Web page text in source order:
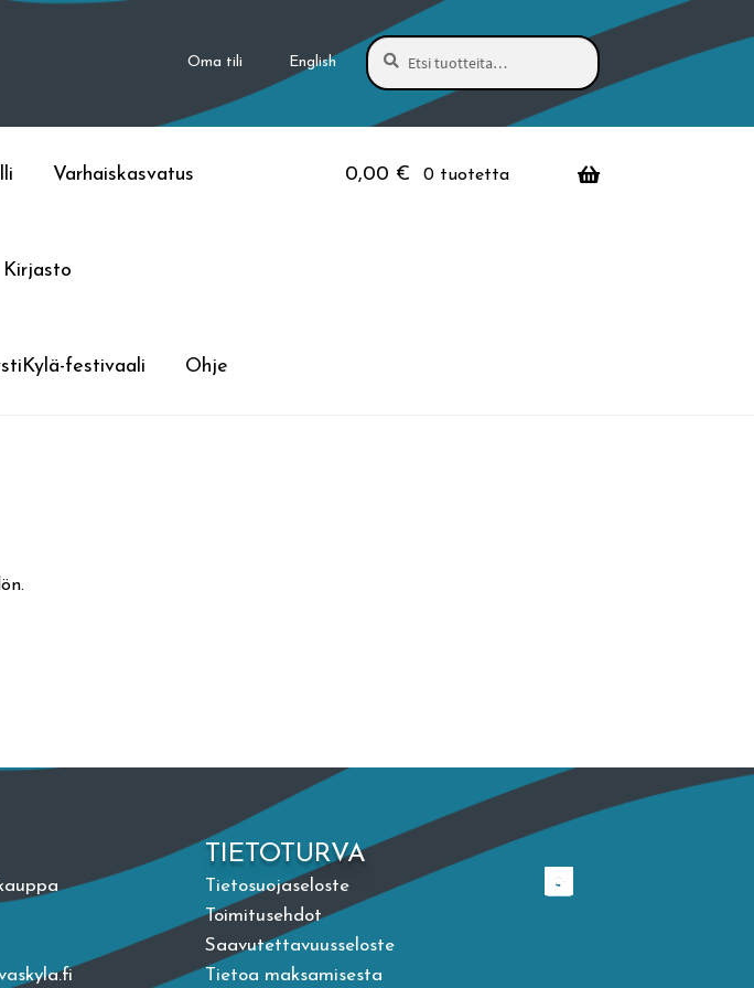
Oma tili English
Etsi:
Haku
Varhaiskasvatus
Kirjasto
festivaali Ohje
0,00 € 0 tuotetta
TIETOTURVA
Tietosuojaseloste
Toimitusehdot
Saavutettavuusseloste
Tietoa maksamisesta